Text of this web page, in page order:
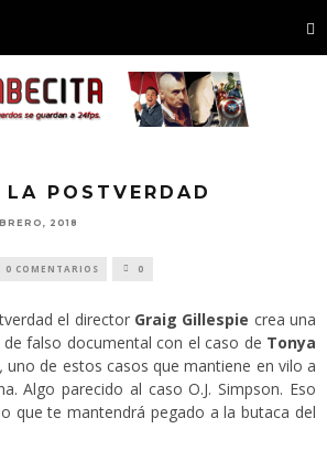
POSTVERDAD
2018
0 COMENTARIOS 0
el director Graig Gillespie crea una
falso documental con el caso de Tonya
uno de estos casos que mantiene en vilo a
Algo parecido al caso O.J. Simpson. Eso
que te mantendrá pegado a la butaca del